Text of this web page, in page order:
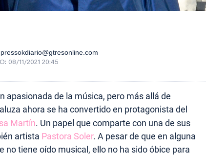
08/11/2021 20:45
apasionada de la música, pero más allá de
ahora se ha convertido en protagonista del
Martín. Un papel que comparte con una de sus
artista Pastora Soler. A pesar de que en alguna
no tiene oído musical, ello no ha sido óbice para